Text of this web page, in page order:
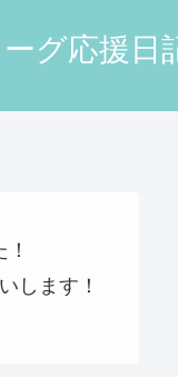
グ応援日
します！